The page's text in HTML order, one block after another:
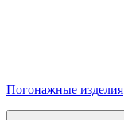
Погонажные изделия